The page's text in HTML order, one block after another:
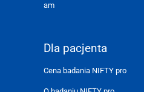
am
Dla pacjenta
Cena badania NIFTY pro